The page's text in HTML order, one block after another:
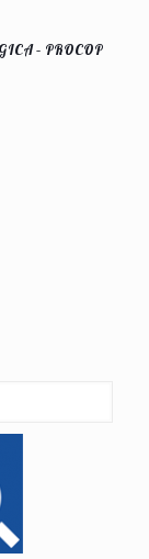
– PROCOP